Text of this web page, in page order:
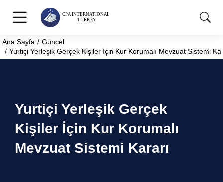
You are here:
Ana Sayfa
Güncel
Yurtiçi Yerleşik Gerçek Kişiler İçin Kur Korumalı Mevzuat Sistemi
Yurtiçi Yerleşik Gerçek
Kişiler İçin Kur Korumalı
Mevzuat Sistemi Kararı